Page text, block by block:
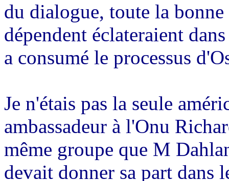
du dialogue, toute la
dépendent éclateraient
a consumé le processus
Je n'étais pas la seule
ambassadeur à l'Onu
même groupe que M
devait donner sa part dans